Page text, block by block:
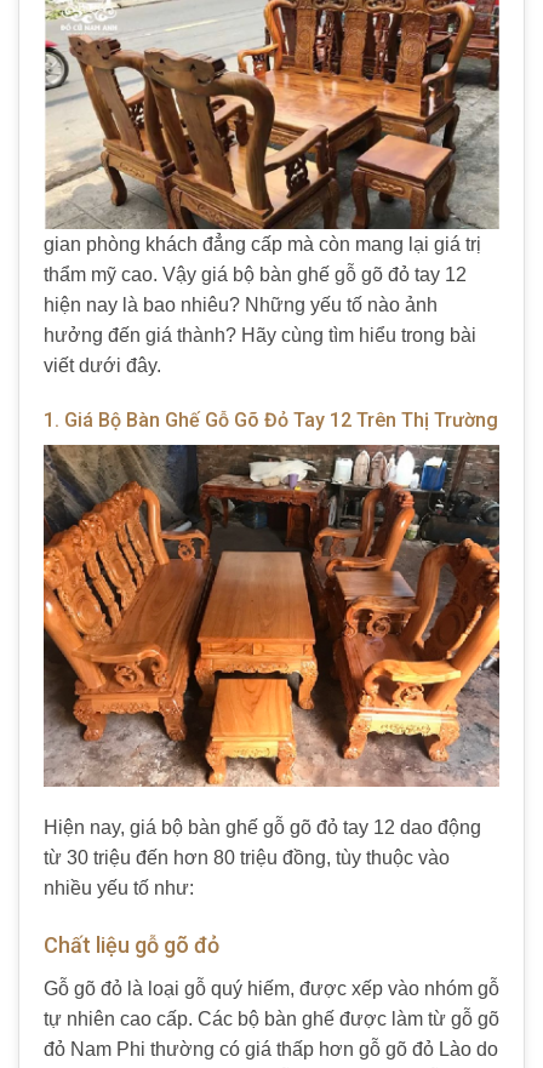
gian phòng khách đẳng cấp mà còn mang lại giá trị
thẩm mỹ cao. Vậy giá bộ bàn ghế gỗ gõ đỏ tay 12
hiện nay là bao nhiêu? Những yếu tố nào ảnh
hưởng đến giá thành? Hãy cùng tìm hiểu trong bài
viết dưới đây.
1. Giá Bộ Bàn Ghế Gỗ Gõ Đỏ Tay 12 Trên Thị Trường
Hiện nay, giá bộ bàn ghế gỗ gõ đỏ tay 12 dao động
từ 30 triệu đến hơn 80 triệu đồng, tùy thuộc vào
nhiều yếu tố như:
Chất liệu gỗ gõ đỏ
Gỗ gõ đỏ là loại gỗ quý hiếm, được xếp vào nhóm gỗ
tự nhiên cao cấp. Các bộ bàn ghế được làm từ gỗ gõ
đỏ Nam Phi thường có giá thấp hơn gỗ gõ đỏ Lào do